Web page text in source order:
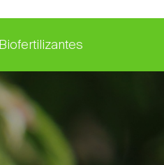
Biofertilizantes